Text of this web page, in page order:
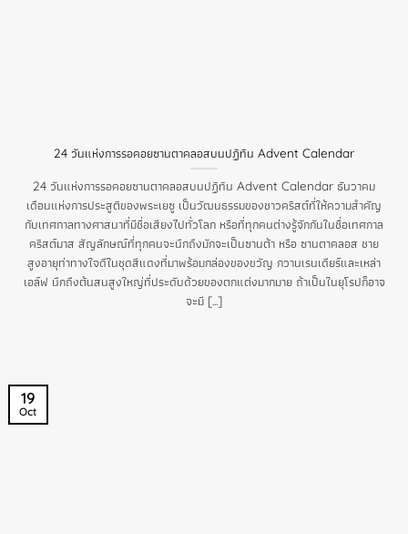
24 วันแห่งการรอคอยซานตาคลอสบนปฏิทิน Advent Calendar
24 วันแห่งการรอคอยซานตาคลอสบนปฏิทิน Advent Calendar ธันวาคม
เดือนแห่งการประสูติของพระเยซู เป็นวัฒนธรรมของชาวคริสต์ที่ให้ความสำคัญ
กับเทศกาลทางศาสนาที่มีชื่อเสียงไปทั่วโลก หรือที่ทุกคนต่างรู้จักกันในชื่อเทศกาล
คริสต์มาส สัญลักษณ์ที่ทุกคนจะนึกถึงมักจะเป็นซานต้า หรือ ซานตาคลอส ชาย
สูงอายุท่าทางใจดีในชุดสีแดงที่มาพร้อมกล่องของขวัญ กวานเรนเดียร์และเหล่า
เอล์ฟ นึกถึงต้นสนสูงใหญ่ที่ประดับด้วยของตกแต่งมากมาย ถ้าเป็นในยุโรปก็อาจ
จะมี [...]
19
Oct